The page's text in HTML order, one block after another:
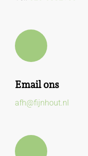
Email ons
afh@fijnhout.nl